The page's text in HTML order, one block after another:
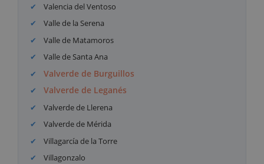
Valencia del Ventoso
Valle de la Serena
Valle de Matamoros
Valle de Santa Ana
Valverde de Burguillos
Valverde de Leganés
Valverde de Llerena
Valverde de Mérida
Villagarcía de la Torre
Villagonzalo